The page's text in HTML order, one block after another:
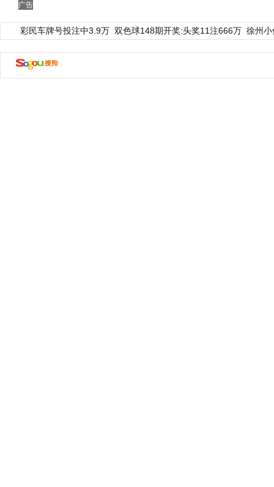
广告
彩民车牌号投注中3.9万 双色球148期开奖:头奖11注666万 徐州